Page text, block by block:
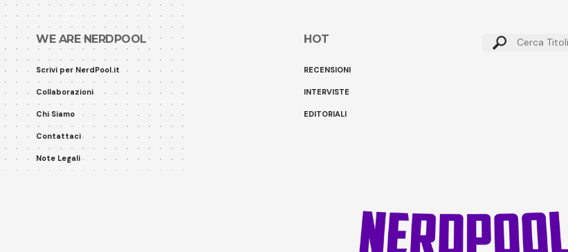
WE ARE NERDPOOL
Scrivi per NerdPool.it
Collaborazioni
Chi Siamo
Contattaci
Note Legali
HOT
RECENSIONI
INTERVISTE
EDITORIALI
Cerca: